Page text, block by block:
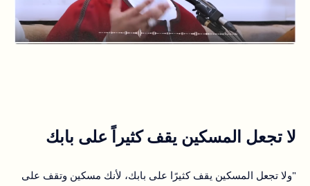
لا تجعل المسكين يقف كثيراً على بابك
"ولا تجعل المسكين يقف كثيرًا على بابك، لأنك مسكين وتقف على